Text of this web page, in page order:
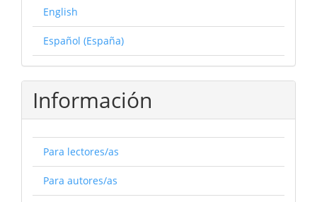
English
Español (España)
Información
Para lectores/as
Para autores/as